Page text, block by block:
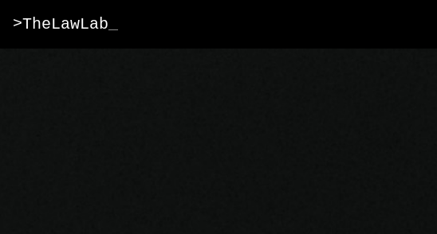
>TheLawLab